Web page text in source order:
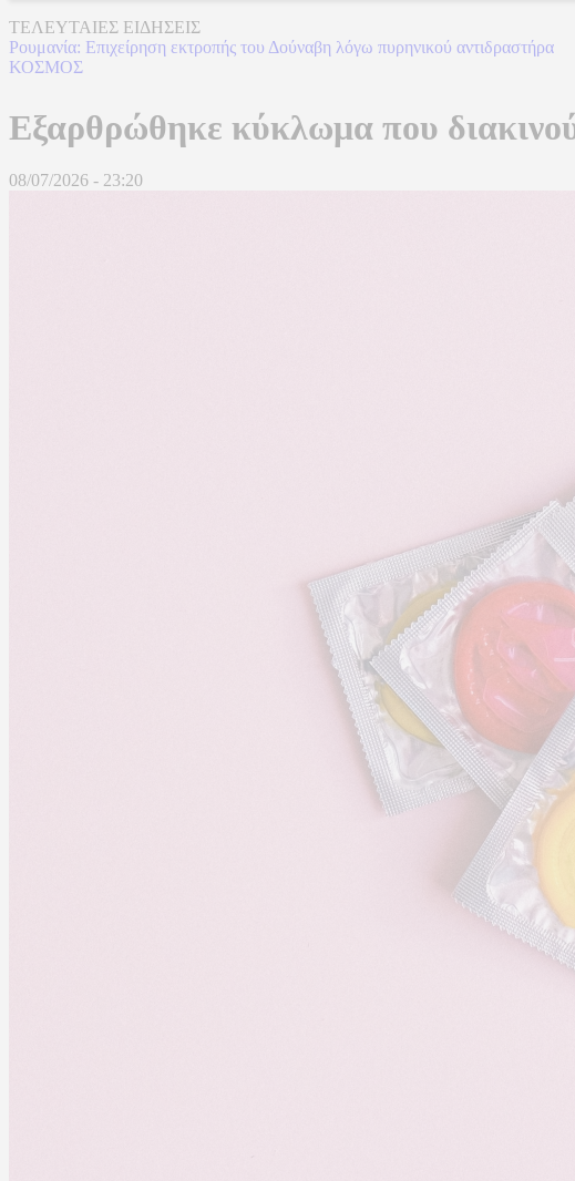
ΤΕΛΕΥΤΑΙΕΣ ΕΙΔΗΣΕΙΣ
Ρουμανία: Επιχείρηση εκτροπής του Δούναβη λόγω πυρηνικού αντιδραστήρα
ΚΟΣΜΟΣ
Εξαρθρώθηκε κύκλωμα που
08/07/2026 - 23:20